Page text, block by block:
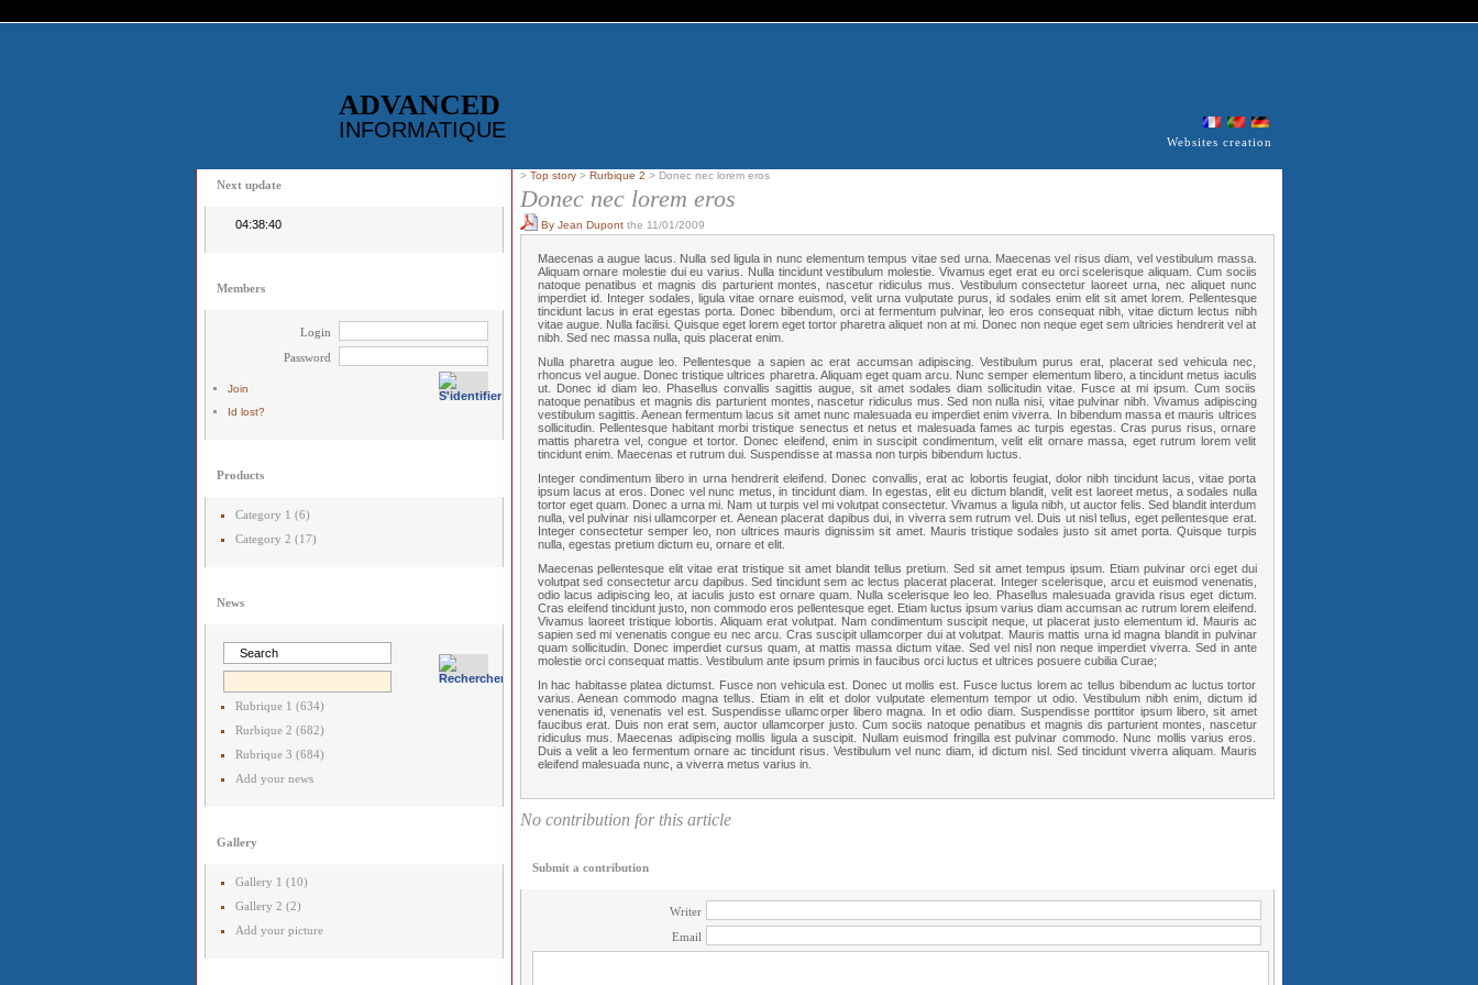
ADVANCED
INFORMATIQUE Websites creation
Next update
04:38:40
Members
Login
Password
Join
Id lost?
Products
Category 1 (6)
Category 2 (17)
News
Rubrique 1 (634)
Rurbique 2 (682)
Rubrique 3 (684)
Add your news
Gallery
Gallery 1 (10)
Gallery 2 (2)
Add your picture
> Top story> Rurbique 2 > Donec nec lorem eros
Donec nec lorem eros
By Jean Dupontthe 11/01/2009
Maecenas a augue lacus. Nulla sed ligula in nunc elementum tempus vitae sed urna. Maecenas vel risus diam, vel vestibulum massa.
Aliquam ornare molestie dui eu varius. Nulla tincidunt vestibulum molestie. Vivamus eget erat eu orci scelerisque aliquam. Cum sociis
natoque penatibus et magnis dis parturient montes, nascetur ridiculus mus. Vestibulum consectetur laoreet urna, nec aliquet nunc
imperdiet id. Integer sodales, ligula vitae ornare euismod, velit urna vulputate purus, id sodales enim elit sit amet lorem. Pellentesque
tincidunt lacus in erat egestas porta. Donec bibendum, orci at fermentum pulvinar, leo eros consequat nibh, vitae dictum lectus nibh
vitae augue. Nulla facilisi. Quisque eget lorem eget tortor pharetra aliquet non at mi. Donec non neque eget sem ultricies hendrerit vel at
nibh. Sed nec massa nulla, quis placerat enim.
Nulla pharetra augue leo. Pellentesque a sapien ac erat accumsan adipiscing. Vestibulum purus erat, placerat sed vehicula nec,
rhoncus vel augue. Donec tristique ultrices pharetra. Aliquam eget quam arcu. Nunc semper elementum libero, a tincidunt metus iaculis
ut. Donec id diam leo. Phasellus convallis sagittis augue, sit amet sodales diam sollicitudin vitae. Fusce at mi ipsum. Cum sociis
natoque penatibus et magnis dis parturient montes, nascetur ridiculus mus. Sed non nulla nisi, vitae pulvinar nibh. Vivamus adipiscing
vestibulum sagittis. Aenean fermentum lacus sit amet nunc malesuada eu imperdiet enim viverra. In bibendum massa et mauris ultrices
sollicitudin. Pellentesque habitant morbi tristique senectus et netus et malesuada fames ac turpis egestas. Cras purus risus, ornare
mattis pharetra vel, congue et tortor. Donec eleifend, enim in suscipit condimentum, velit elit ornare massa, eget rutrum lorem velit
tincidunt enim. Maecenas et rutrum dui. Suspendisse at massa non turpis bibendum luctus.
Integer condimentum libero in urna hendrerit eleifend. Donec convallis, erat ac lobortis feugiat, dolor nibh tincidunt lacus, vitae porta
ipsum lacus at eros. Donec vel nunc metus, in tincidunt diam. In egestas, elit eu dictum blandit, velit est laoreet metus, a sodales nulla
tortor eget quam. Donec a urna mi. Nam ut turpis vel mi volutpat consectetur. Vivamus a ligula nibh, ut auctor felis. Sed blandit interdum
nulla, vel pulvinar nisi ullamcorper et. Aenean placerat dapibus dui, in viverra sem rutrum vel. Duis ut nisl tellus, eget pellentesque erat.
Integer consectetur semper leo, non ultrices mauris dignissim sit amet. Mauris tristique sodales justo sit amet porta. Quisque turpis
nulla, egestas pretium dictum eu, ornare et elit.
Maecenas pellentesque elit vitae erat tristique sit amet blandit tellus pretium. Sed sit amet tempus ipsum. Etiam pulvinar orci eget dui
volutpat sed consectetur arcu dapibus. Sed tincidunt sem ac lectus placerat placerat. Integer scelerisque, arcu et euismod venenatis,
odio lacus adipiscing leo, at iaculis justo est ornare quam. Nulla scelerisque leo leo. Phasellus malesuada gravida risus eget dictum.
Cras eleifend tincidunt justo, non commodo eros pellentesque eget. Etiam luctus ipsum varius diam accumsan ac rutrum lorem eleifend.
Vivamus laoreet tristique lobortis. Aliquam erat volutpat. Nam condimentum suscipit neque, ut placerat justo elementum id. Mauris ac
sapien sed mi venenatis congue eu nec arcu. Cras suscipit ullamcorper dui at volutpat. Mauris mattis urna id magna blandit in pulvinar
quam sollicitudin. Donec imperdiet cursus quam, at mattis massa dictum vitae. Sed vel nisl non neque imperdiet viverra. Sed in ante
molestie orci consequat mattis. Vestibulum ante ipsum primis in faucibus orci luctus et ultrices posuere cubilia Curae;
In hac habitasse platea dictumst. Fusce non vehicula est. Donec ut mollis est. Fusce luctus lorem ac tellus bibendum ac luctus tortor
varius. Aenean commodo magna tellus. Etiam in elit et dolor vulputate elementum tempor ut odio. Vestibulum nibh enim, dictum id
venenatis id, venenatis vel est. Suspendisse ullamcorper libero magna. In et odio diam. Suspendisse porttitor ipsum libero, sit amet
faucibus erat. Duis non erat sem, auctor ullamcorper justo. Cum sociis natoque penatibus et magnis dis parturient montes, nascetur
ridiculus mus. Maecenas adipiscing mollis ligula a suscipit. Nullam euismod fringilla est pulvinar commodo. Nunc mollis varius eros.
Duis a velit a leo fermentum ornare ac tincidunt risus. Vestibulum vel nunc diam, id dictum nisl. Sed tincidunt viverra aliquam. Mauris
eleifend malesuada nunc, a viverra metus varius in.
No contribution for this article
Submit a contribution
Writer
Email